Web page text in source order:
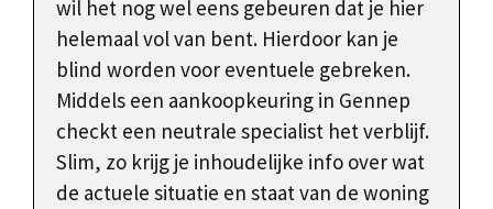
wil het nog wel eens gebeuren dat je hier
helemaal vol van bent. Hierdoor kan je
blind worden voor eventuele gebreken.
Middels een aankoopkeuring in Gennep
checkt een neutrale specialist het verblijf.
Slim, zo krijg je inhoudelijke info over wat
de actuele situatie en staat van de woning